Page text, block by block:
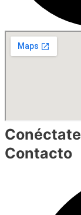
Conéctate
Contacto